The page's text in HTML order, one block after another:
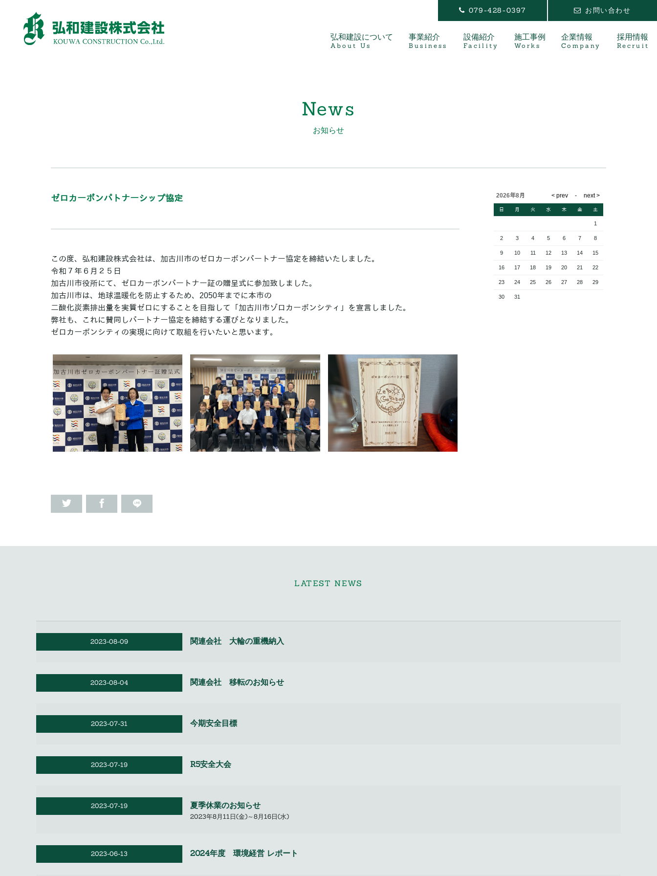
079-428-0397 お問い合わせ
弘和建設について
About Us
事業紹介
Business
設備紹介
Facility
施工事例
Works
企業情報
Company
採用情報
Recruit
News
お知らせ
ゼロカーボンパトナーシップ協定
この度、弘和建設株式会社は、加古川市のゼロカーボンパートナー協定を締結いたしました。
令和７年６月２５日
加古川市役所にて、ゼロカーボンパートナー証の贈呈式に参加致しました。
加古川市は、地球温暖化を防止するため、2050年までに本市の
二酸化炭素排出量を実質ゼロにすることを目指して「加古川市ゾロカーボンシティ」を宣言しました。
弊社も、これに賛同しパートナー協定を締結する運びとなりました。
ゼロカーボンシティの実現に向けて取組を行いたいと思います。
2026年8月
日 月 火 水 木 金 土
1
2 3 4 5 6 7 8
9 10 11 12 13 14 15
16 17 18 19 20 21 22
23 24 25 26 27 28 29
30 31
LATEST NEWS
2023-08-09 関連会社 大輪の重機納入
2023-08-04 関連会社 移転のお知らせ
2023-07-31 今期安全目標
2023-07-19 R5安全大会
2023-07-19 夏季休業のお知らせ
2023年8月11日(金)～8月16日(水)
2023-06-13 2024年度 環境経営 レポート